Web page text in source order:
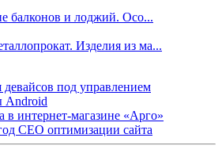
балконов и лоджий. Осо...
Изделия из ма...
под управлением
Android
в интернет-магазине «Арго»
СЕО оптимизации сайта